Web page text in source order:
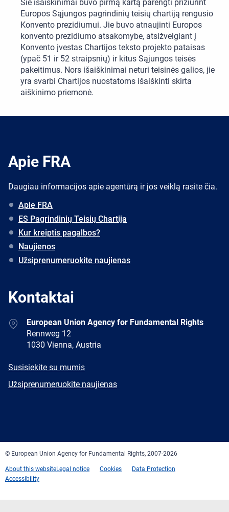
Šie išaiškinimai buvo pirmą kartą parengti prižiūrint
Europos Sąjungos pagrindinių teisių chartiją rengusio
Konvento prezidiumui. Jie buvo atnaujinti Europos
konvento prezidiumo atsakomybe, atsižvelgiant į
Konvento įvestas Chartijos teksto projekto pataisas
(ypač 51 ir 52 straipsnių) ir kitus Sąjungos teisės
pakeitimus. Nors išaiškinimai neturi teisinės galios, jie
yra svarbi Chartijos nuostatoms išaiškinti skirta
aiškinimo priemonė.
Apie FRA
Daugiau informacijos apie agentūrą ir jos veiklą rasite čia.
Apie FRA
ES Pagrindinių Teisių Chartija
Kur kreiptis pagalbos?
Naujienos
Užsiprenumeruokite naujienas
Kontaktai
AddressEuropean Union Agency for Fundamental Rights
Rennweg 12
1030 Vienna, Austria
E-
Susisiekite su mumis
Newsletter
Užsiprenumeruokite naujienas
© European Union Agency for Fundamental Rights, 2007-2026
About this websiteLegal notice Cookies
Data Protection
Accessibility